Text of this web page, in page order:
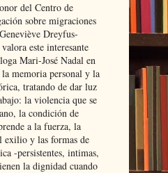
del Centro de
sobre migraciones
Dreyfus-
este interesante
Mari-José Nadal en
memoria personal y la
tratando de dar luz
la violencia que se
la condición de
a la fuerza, la
exilio y las formas de
-persistentes, intimas,
la dignidad cuando